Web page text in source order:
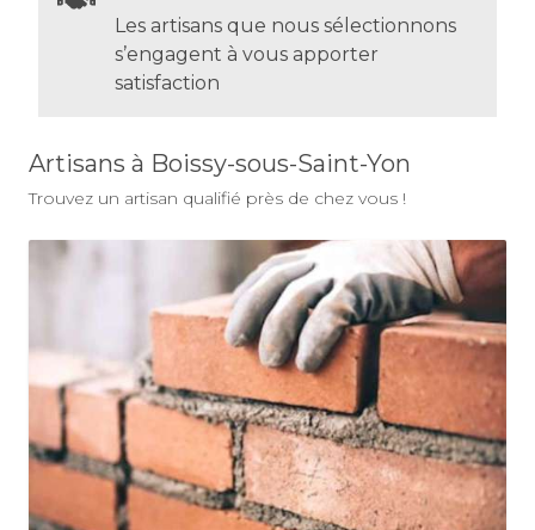
Les artisans que nous sélectionnons
s’engagent à vous apporter
satisfaction
Artisans à Boissy-sous-Saint-Yon
Trouvez un artisan qualifié près de chez vous !